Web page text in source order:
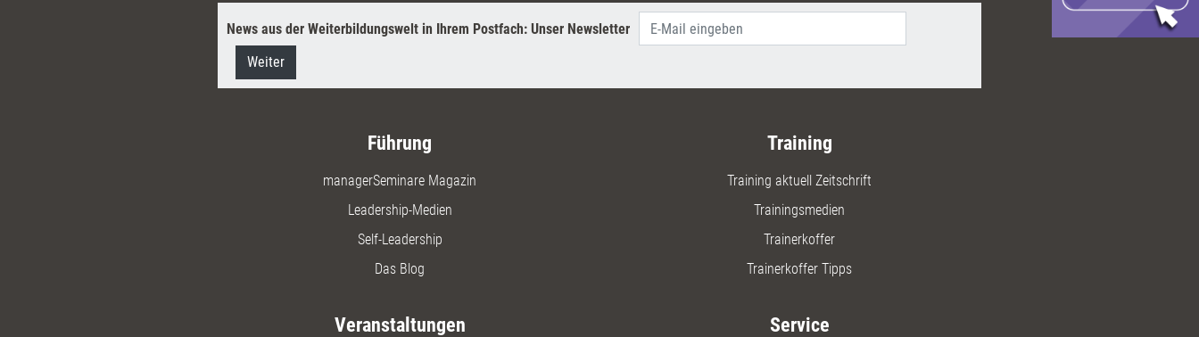
News aus der Weiterbildungswelt in Ihrem Postfach: Unser Newsletter
Weiter
Führung
managerSeminare Magazin
Leadership-Medien
Self-Leadership
Das Blog
Training
Training aktuell Zeitschrift
Trainingsmedien
Trainerkoffer
Trainerkoffer Tipps
Veranstaltungen Service